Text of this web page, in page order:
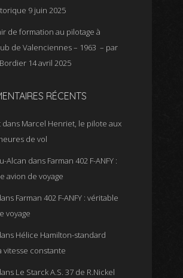
9 juin 2025
de formation au pilotage à
de Valenciennes – 1963 – par
14 avril 2025
RÉCENTS
dans Marcel Henriet, le pilote aux
de vol
Alcan dans Farman 402 F-ANFY :
avion de voyage
Farman 402 F-ANFY : véritable
voyage
Hélice Hamilton-standard
vitesse constante
Le Starck A.S. 37 de R.Nickel